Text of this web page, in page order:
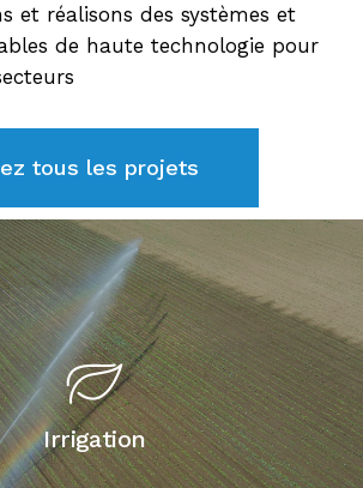
et réalisons des systèmes et
de haute technologie pour
tous les projets
Irrigation